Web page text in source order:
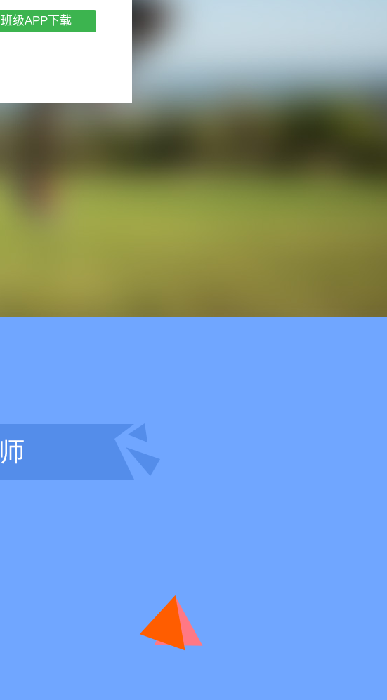
班级APP下载